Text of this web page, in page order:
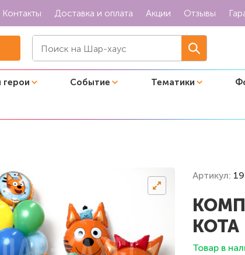
Контакты Доставка и оплата Акции Отзывы
Событие Тематики
фонтан"
Артикул:
Товар в